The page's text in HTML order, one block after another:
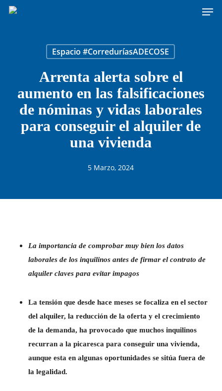
Skip
Espacio #CorreduríasADECOSE
Arrenta alerta sobre el
aumento en las falsificaciones
de nóminas y vidas laborales
para conseguir el alquiler de
una vivienda
5 Marzo, 2024
La importancia de comprobar muy bien los datos
laborales de los inquilinos antes de firmar el contrato de
alquiler claves para evitar impagos
La tensión que desde hace meses se focaliza en el sector
del alquiler, la reducción de la oferta y el crecimiento
de la demanda, ha provocado que muchos inquilinos
recurran a la picaresca para conseguir una vivienda,
aunque esta en algunas oportunidades se sitúa fuera de
la legalidad.